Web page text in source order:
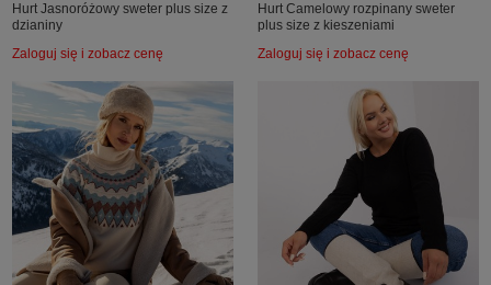
Hurt Jasnoróżowy sweter plus size z
dzianiny
Zaloguj się i zobacz cenę
Hurt Camelowy rozpinany sweter
plus size z kieszeniami
Zaloguj się i zobacz cenę